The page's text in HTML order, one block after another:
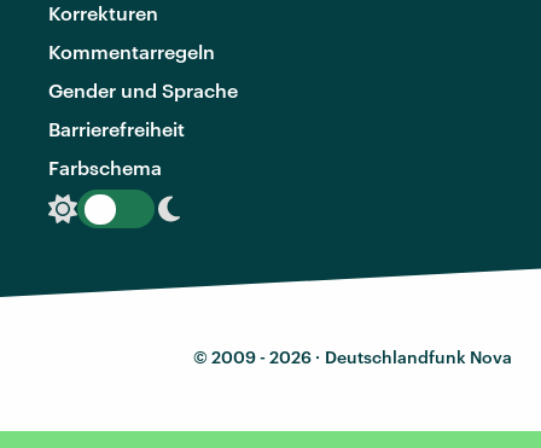
Korrekturen
Kommentarregeln
Gender und Sprache
Barrierefreiheit
Farbschema
© 2009 - 2026 · Deutschlandfunk Nova